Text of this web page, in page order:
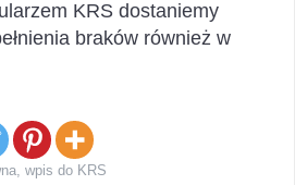
KRS dostaniemy
braków również w
wpis do KRS